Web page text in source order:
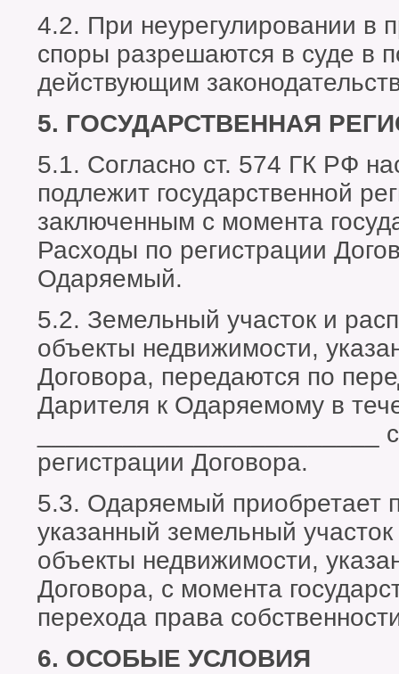
4.2. При неурегулировании в
споры разрешаются в суде в
действующим
5. ГОСУДАРСТВЕННАЯ
5.1. Согласно ст. 574 ГК РФ
подлежит государственной
заключенным с момента
Расходы по регистрации
Одаряемый.
5.2. Земельный участок и
объекты недвижимости,
Договора, передаются по
Дарителя к Одаряемому в
________________________
регистрации Договора.
5.3. Одаряемый приобретает
указанный земельный
объекты недвижимости,
Договора, с момента
перехода права
6. ОСОБЫЕ УСЛОВИЯ